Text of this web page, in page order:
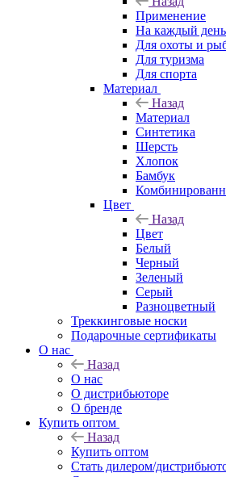
Применение
На каждый день
Для охоты и
Для туризма
Для спорта
Материал
Назад
Материал
Синтетика
Шерсть
Хлопок
Бамбук
Цвет
Назад
Цвет
Белый
Черный
Зеленый
Серый
Разноцветный
Треккинговые носки
Подарочные сертификаты
О нас
Назад
О нас
О дистрибьюторе
О бренде
Купить оптом
Назад
Купить оптом
Стать дилером/